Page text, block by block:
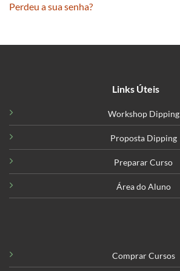
Perdeu a sua senha?
Links Úteis
Workshop Dipping
Proposta Dipping
Preparar Curso
Área do Aluno
Comprar Cursos